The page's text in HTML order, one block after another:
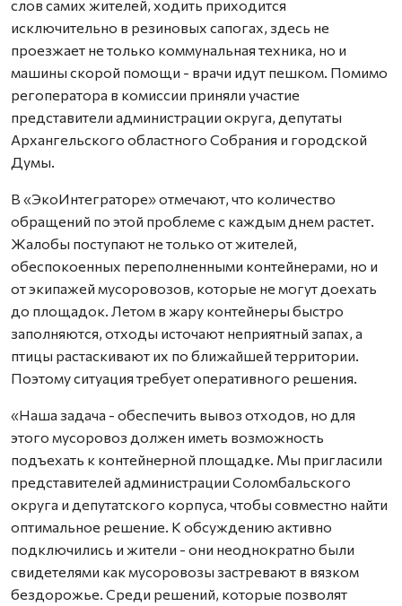
слов самих жителей, ходить приходится
исключительно в резиновых сапогах, здесь не
проезжает не только коммунальная техника, но и
машины скорой помощи - врачи идут пешком. Помимо
регоператора в комиссии приняли участие
представители администрации округа, депутаты
Архангельского областного Собрания и городской
Думы.
В «ЭкоИнтеграторе» отмечают, что количество
обращений по этой проблеме с каждым днем растет.
Жалобы поступают не только от жителей,
обеспокоенных переполненными контейнерами, но и
от экипажей мусоровозов, которые не могут доехать
до площадок. Летом в жару контейнеры быстро
заполняются, отходы источают неприятный запах, а
птицы растаскивают их по ближайшей территории.
Поэтому ситуация требует оперативного решения.
«Наша задача - обеспечить вывоз отходов, но для
этого мусоровоз должен иметь возможность
подъехать к контейнерной площадке. Мы пригласили
представителей администрации Соломбальского
округа и депутатского корпуса, чтобы совместно найти
оптимальное решение. К обсуждению активно
подключились и жители - они неоднократно были
свидетелями как мусоровозы застревают в вязком
бездорожье. Среди решений, которые позволят